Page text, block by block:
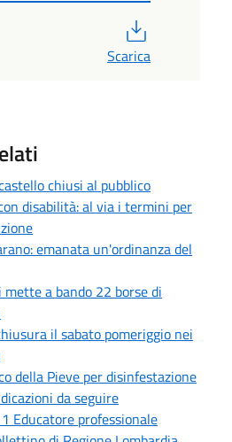
Scarica
chiusi al pubblico
disabilità: al via i termini per
emanata un'ordinanza del
mette a bando 22 borse di
il sabato pomeriggio nei
della Pieve per disinfestazione
da seguire
Educatore professionale